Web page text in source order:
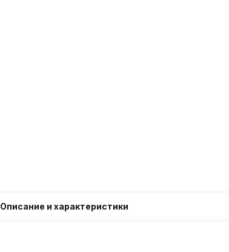
Описание и характеристики